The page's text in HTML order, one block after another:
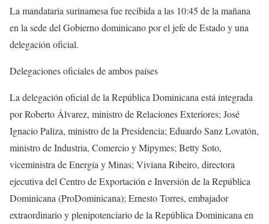
La mandataria surinamesa fue recibida a las 10:45 de la mañana
en la sede del Gobierno dominicano por el jefe de Estado y una
delegación oficial.
Delegaciones oficiales de ambos países
La delegación oficial de la República Dominicana está integrada
por Roberto Álvarez, ministro de Relaciones Exteriores; José
Ignacio Paliza, ministro de la Presidencia; Eduardo Sanz Lovatón,
ministro de Industria, Comercio y Mipymes; Betty Soto,
viceministra de Energía y Minas; Viviana Ribeiro, directora
ejecutiva del Centro de Exportación e Inversión de la República
Dominicana (ProDominicana); Ernesto Torres, embajador
extraordinario y plenipotenciario de la República Dominicana en